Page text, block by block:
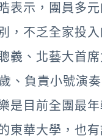
表示，團員多
，不乏全家投
義、北藝大首席
、負責小號演
是目前全團最
東華大學，也